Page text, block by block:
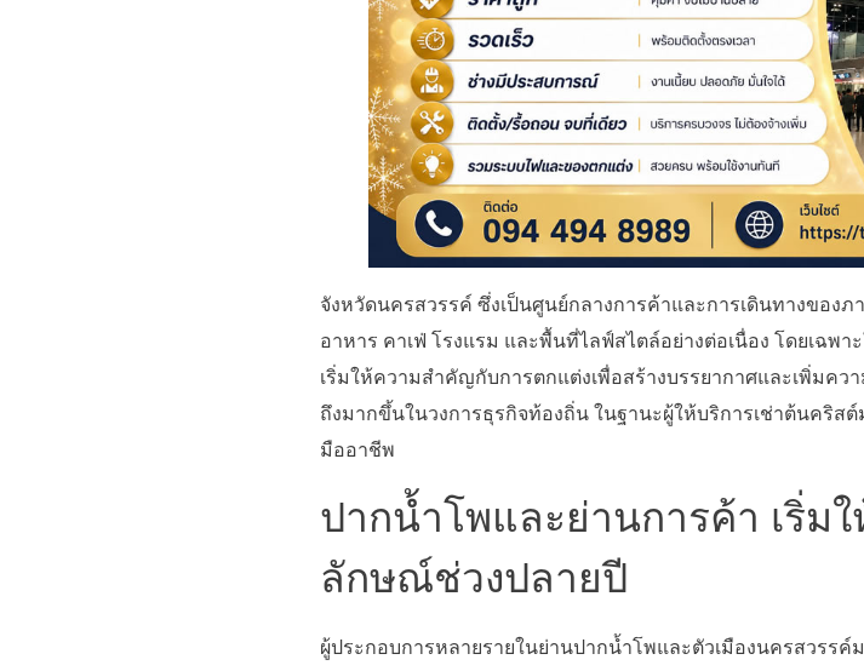
จังหวัดนครสวรรค์ ซึ่งเป็นศูนย์กลางการค้าและการเดินทางของ
อาหาร คาเฟ่ โรงแรม และพื้นที่ไลฟ์สไตล์อย่างต่อเนื่อง โดยเฉ
เริ่มให้ความสำคัญกับการตกแต่งเพื่อสร้างบรรยากาศและเพิ่มค
ถึงมากขึ้นในวงการธุรกิจท้องถิ่น ในฐานะผู้ให้บริการเช่าต้นคริส
มืออาชีพ
ปากน้ำโพและย่านการค้า เริ่
ลักษณ์ช่วงปลายปี
ผู้ประกอบการหลายรายในย่านปากน้ำโพและตัวเมืองนครสวรรค์